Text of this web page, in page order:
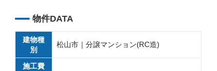
物件DATA
建物種
別
松山市｜分譲マンション(RC造)
施工費